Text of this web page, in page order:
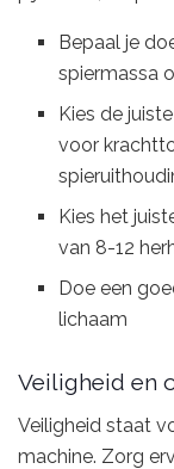
Bepaal je
spiermassa
Kies de
voor
Kies het
van 8-12
Doe een
lichaam
Veiligheid en
Veiligheid staat
machine. Zorg